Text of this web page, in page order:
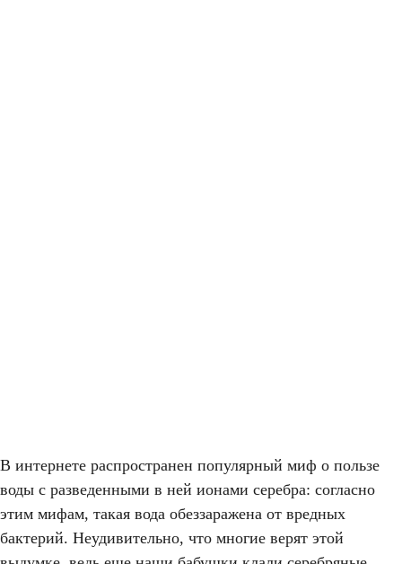
В интернете распространен популярный миф о пользе
воды с разведенными в ней ионами серебра: согласно
этим мифам, такая вода обеззаражена от вредных
бактерий. Неудивительно, что многие верят этой